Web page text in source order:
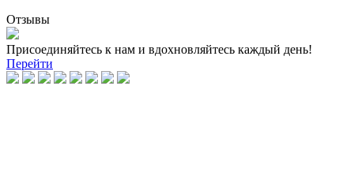
Отзывы
Присоединяйтесь к нам и вдохновляйтесь каждый день!
Перейти